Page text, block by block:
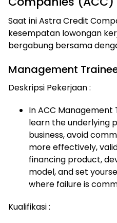
Saat ini Astra Credit
kesempatan lowongan
bergabung bersama
Management
Deskripsi Pekerjaan :
In ACC
learn the underlying
business, avoid
more effectively,
financing product,
model, and set
where failure is
Kualifikasi :